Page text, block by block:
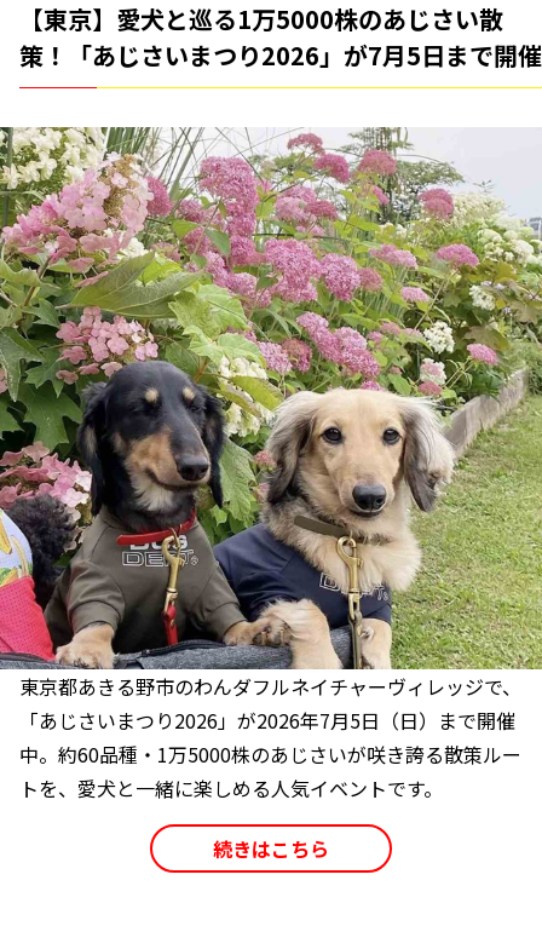
【東京】愛犬と巡る1万5000株のあじさい散
策！「あじさいまつり2026」が7月5日まで開催
東京都あきる野市のわんダフルネイチャーヴィレッジで、
「あじさいまつり2026」が2026年7月5日（日）まで開催
中。約60品種・1万5000株のあじさいが咲き誇る散策ルー
トを、愛犬と一緒に楽しめる人気イベントです。
続きはこちら